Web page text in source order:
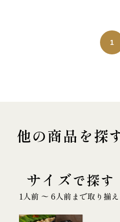
1
他の商品を探
サイズで探す
1人前 〜 6人前まで取り揃